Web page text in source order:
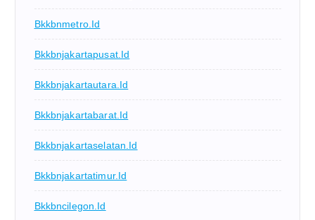
Bkkbnmetro.id
Bkkbnjakartapusat.id
Bkkbnjakartautara.id
Bkkbnjakartabarat.id
Bkkbnjakartaselatan.id
Bkkbnjakartatimur.id
Bkkbncilegon.id